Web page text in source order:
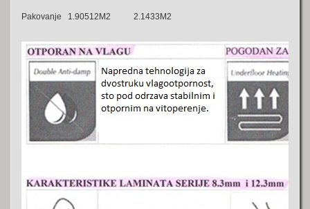
Pakovanje 1.90512M2 2.1433M2